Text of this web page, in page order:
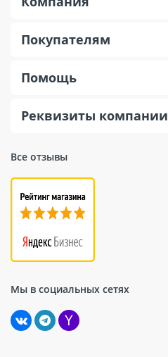
Все отзывы
Мы в социальных сетях
Покупателям
Помощь
Реквизиты компании